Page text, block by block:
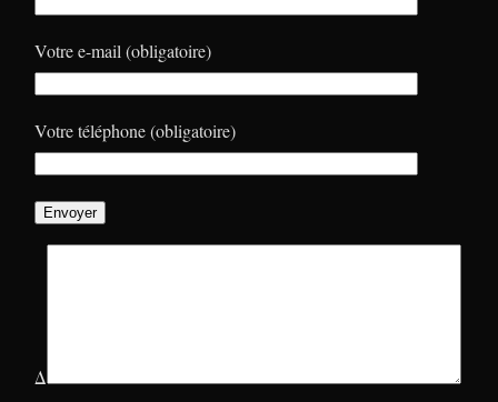
Votre e-mail (obligatoire)
Votre téléphone (obligatoire)
Δ